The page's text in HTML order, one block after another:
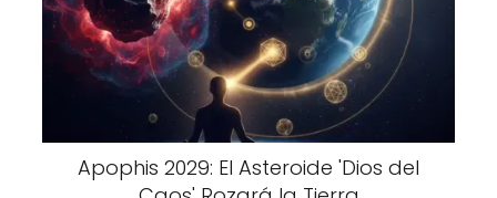
Apophis 2029: El Asteroide 'Dios del